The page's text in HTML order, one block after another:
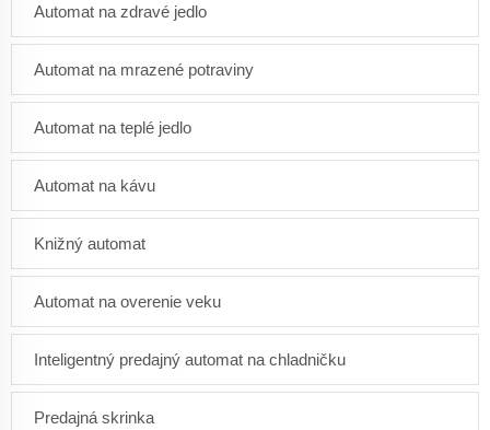
Automat na zdravé jedlo
Automat na mrazené potraviny
Automat na teplé jedlo
Automat na kávu
Knižný automat
Automat na overenie veku
Inteligentný predajný automat na chladničku
Predajná skrinka